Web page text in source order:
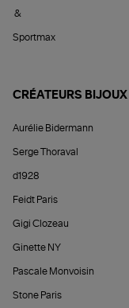
&
Sportmax
CRÉATEURS BIJOUX
Aurélie Bidermann
Serge Thoraval
d1928
Feidt Paris
Gigi Clozeau
Ginette NY
Pascale Monvoisin
Stone Paris